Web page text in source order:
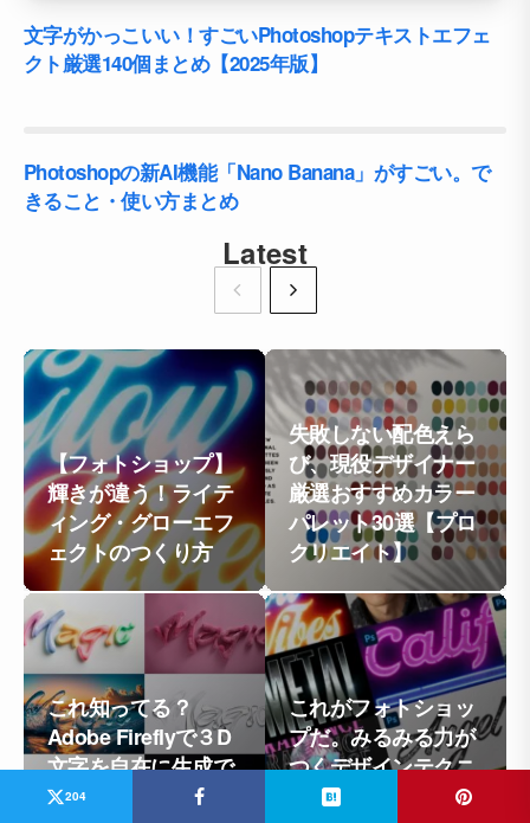
文字がかっこいい！すごいPhotoshopテキストエフェ
クト厳選140個まとめ【2025年版】
Photoshopの新AI機能「Nano Banana」がすごい。で
きること・使い方まとめ
Latest
【フォトショップ】
輝きが違う！ライテ
ィング・グローエフ
ェクトのつくり方
失敗しない配色えら
び、現役デザイナー
厳選おすすめカラー
パレット30選【プロ
クリエイト】
これ知ってる？
Adobe Fireflyで３D
文字を自在に生成で
きる裏技テクニック
これがフォトショッ
プだ。みるみる力が
つくデザインテクニ
ックまとめ
204